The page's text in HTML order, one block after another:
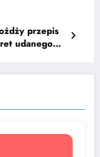
przepis
udanego